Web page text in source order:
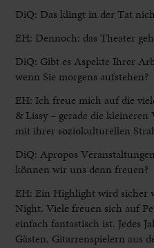
DiQ: Das klingt in der Tat
EH: Dennoch: das Theater
DiQ: Gibt es Aspekte Ihrer
wenn Sie morgens aufstehen?
EH: Ich freue mich auf die
& Lissy – gerade die
mit ihrer soziokulturellen
DiQ: Apropos
können wir uns denn freuen?
EH: Ein Highlight wird sicher
Night. Viele freuen sich auf
einfach fantastisch ist. Jedes
Gästen, Gitarrenspielern aus